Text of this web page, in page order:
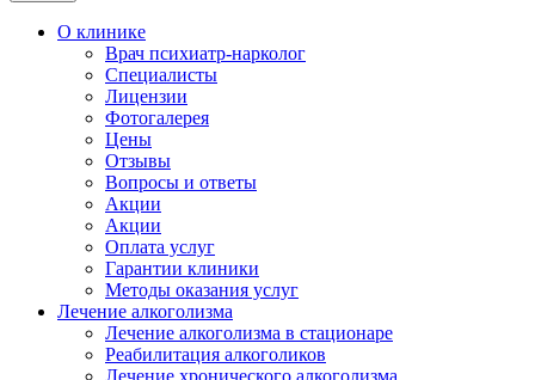
О клинике
Врач психиатр-нарколог
Специалисты
Лицензии
Фотогалерея
Цены
Отзывы
Вопросы и ответы
Акции
Акции
Оплата услуг
Гарантии клиники
Методы оказания услуг
Лечение алкоголизма
Лечение алкоголизма в стационаре
Реабилитация алкоголиков
Лечение хронического алкоголизма